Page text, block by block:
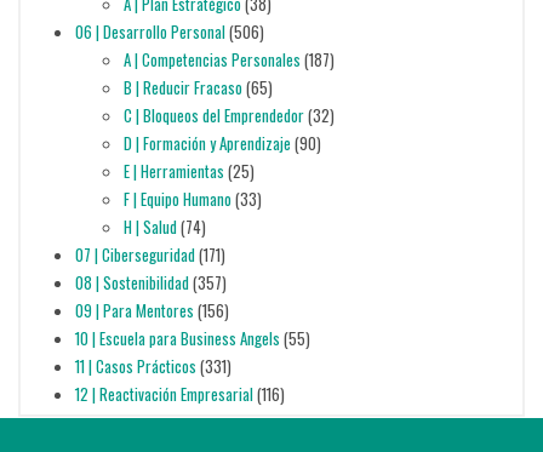
06 | Desarrollo Personal(506)
A | Competencias Personales (187)
B | Reducir Fracaso(65)
C | Bloqueos del Emprendedor(32)
D | Formación y Aprendizaje (90)
E | Herramientas (25)
F | Equipo Humano(33)
H | Salud(74)
07 | Ciberseguridad(171)
08 | Sostenibilidad(357)
09 | Para Mentores (156)
10 | Escuela para Business Angels (55)
11 | Casos Prácticos (331)
12 | Reactivación Empresarial(116)